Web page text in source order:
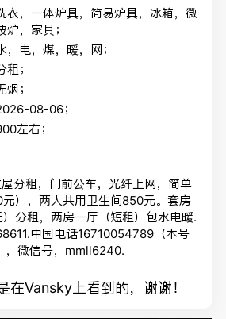
衣，一体炉具，简易炉具，冰箱，微
炉，家具；
，电，煤，暖，网；
租；
烟；
08-06；
左右；
分租，门前公车，光纤上网，简单
），两人共用卫生间850元。套房
分租，两房一厅（短租）包水电暖.
中国电话16710054789（本号
，微信号，mmll6240.
在Vansky上看到的，谢谢！